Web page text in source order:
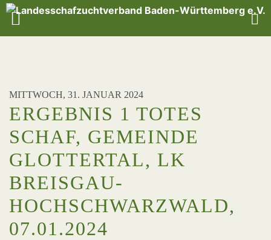
MITTWOCH, 31. JANUAR 2024
ERGEBNIS 1 TOTES
SCHAF, GEMEINDE
GLOTTERTAL, LK
BREISGAU-
HOCHSCHWARZWALD,
07.01.2024